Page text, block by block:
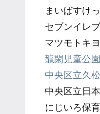
まいばすけ
セブンイレ
マツモトキ
龍閑児童公園
中央区立久
中央区立日
にじいろ保